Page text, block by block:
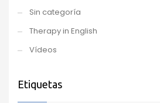
Sin categoría
Therapy in English
Vídeos
Etiquetas